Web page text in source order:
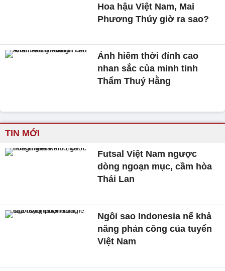
Hoa hậu Việt Nam, Mai
Phương Thúy giờ ra sao?
Ảnh hiếm thời đỉnh cao
nhan sắc của minh tinh
Thẩm Thuý Hằng
TIN MỚI
Futsal Việt Nam ngược
dòng ngoạn mục, cầm hòa
Thái Lan
Ngôi sao Indonesia nể khả
năng phản công của tuyển
Việt Nam